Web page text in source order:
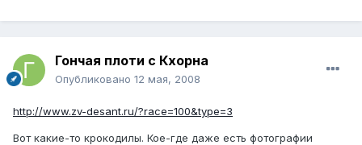
Гончая плоти с Кхорна
Опубликовано 12 мая, 2008
http://www.zv-desant.ru/?race=100&type=3
Вот какие-то крокодилы. Кое-где даже есть фотографии